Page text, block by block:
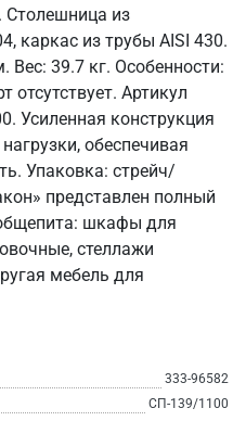
из
каркас из трубы AISI 430.
39.7 кг. Особенности:
отсутствует. Артикул
Усиленная конструкция
обеспечивая
Упаковка: стрейч/
представлен полный
шкафы для
стеллажи
мебель для
333-96582
СП-139/1100